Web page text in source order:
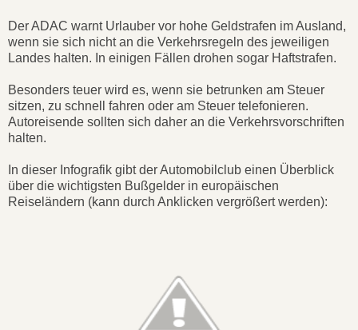
Der ADAC warnt Urlauber vor hohe Geldstrafen im Ausland,
wenn sie sich nicht an die Verkehrsregeln des jeweiligen
Landes halten. In einigen Fällen drohen sogar Haftstrafen.
Besonders teuer wird es, wenn sie betrunken am Steuer
sitzen, zu schnell fahren oder am Steuer telefonieren.
Autoreisende sollten sich daher an die Verkehrsvorschriften
halten.
In dieser Infografik gibt der Automobilclub einen Überblick
über die wichtigsten Bußgelder in europäischen
Reiseländern (kann durch Anklicken vergrößert werden):